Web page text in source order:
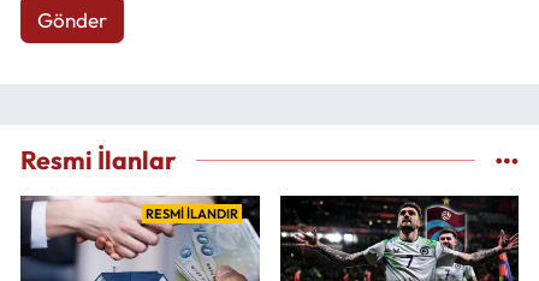
Gönder
Resmi İlanlar
RESMİ İLANDIR